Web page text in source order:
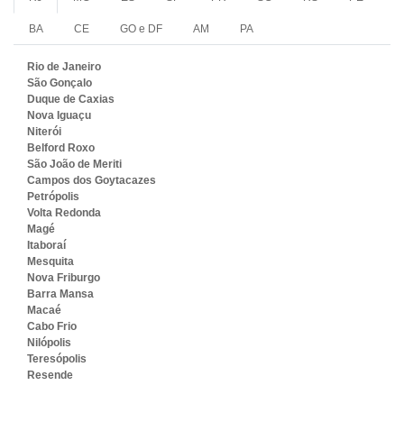
BA CE GO e DF AM PA
Rio de Janeiro
São Gonçalo
Duque de Caxias
Nova Iguaçu
Niterói
Belford Roxo
São João de Meriti
Campos dos Goytacazes
Petrópolis
Volta Redonda
Magé
Itaboraí
Mesquita
Nova Friburgo
Barra Mansa
Macaé
Cabo Frio
Nilópolis
Teresópolis
Resende